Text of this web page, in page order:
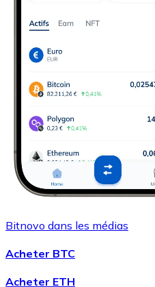
Bitnovo dans les médias
Acheter BTC
Acheter ETH